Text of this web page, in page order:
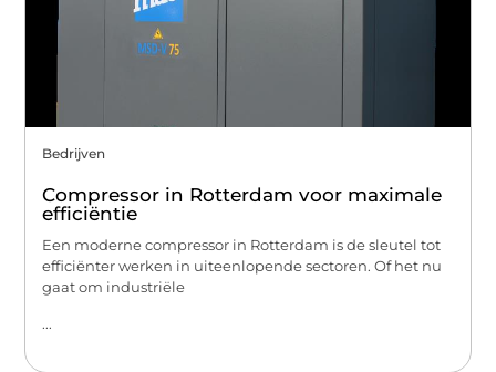
Bedrijven
Compressor in Rotterdam voor maximale
efficiëntie
Een moderne compressor in Rotterdam is de sleutel tot
efficiënter werken in uiteenlopende sectoren. Of het nu
gaat om industriële
...